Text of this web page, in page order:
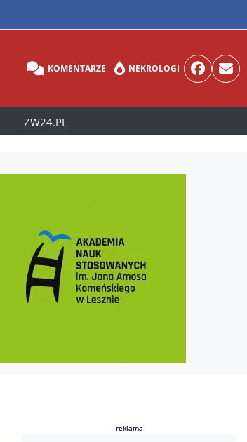
KOMENTARZE NEKROLOGI
ZW24.PL
reklama
reklama